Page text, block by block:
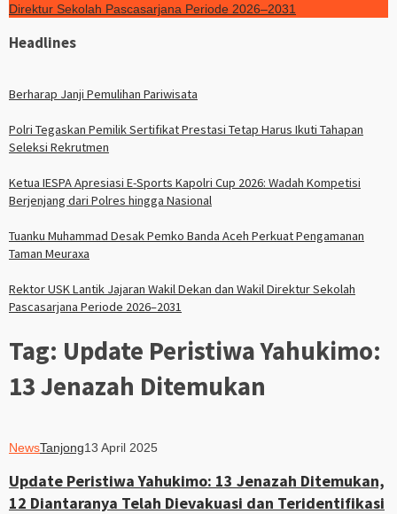
Direktur Sekolah Pascasarjana Periode 2026–2031
Headlines
Berharap Janji Pemulihan Pariwisata
Polri Tegaskan Pemilik Sertifikat Prestasi Tetap Harus Ikuti Tahapan
Seleksi Rekrutmen
Ketua IESPA Apresiasi E-Sports Kapolri Cup 2026: Wadah Kompetisi
Berjenjang dari Polres hingga Nasional
Tuanku Muhammad Desak Pemko Banda Aceh Perkuat Pengamanan
Taman Meuraxa
Rektor USK Lantik Jajaran Wakil Dekan dan Wakil Direktur Sekolah
Pascasarjana Periode 2026–2031
Tag: Update Peristiwa Yahukimo:
13 Jenazah Ditemukan
NewsTanjong13 April 2025
Update Peristiwa Yahukimo: 13 Jenazah Ditemukan,
12 Diantaranya Telah Dievakuasi dan Teridentifikasi